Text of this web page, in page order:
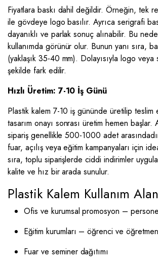
Fiyatlara baskı dahil değildir. Örneğin, tek
ile gövdeye logo basılır. Ayrıca serigrafi
dayanıklı ve parlak sonuç alınabilir. Bu
kullanımda görünür olur. Bunun yanı sıra,
(yaklaşık 35-40 mm). Dolayısıyla logo veya
şekilde fark edilir.
Hızlı Üretim: 7-10 İş Günü
Plastik kalem 7-10 iş gününde üretilip
tasarım onayı sonrası üretim hemen başlar.
sipariş genellikle 500-1000 adet
fuar, açılış veya eğitim kampanyaları için
sıra, toplu siparişlerde ciddi indirimler
kalite ve hız bir arada sunulur.
Plastik Kalem Kullanım
Ofis ve kurumsal promosyon –
Eğitim kurumları – öğrenci ve
Fuar ve seminer dağıtımı